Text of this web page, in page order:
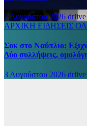
5 Αυγούστου 2026 drlive
ΑΡΧΙΚΗ ΕΙΔΗΣΕΙΣ
Σοκ στο Ναύπλιο:
Δύο συλλήψεις,
3 Αυγούστου 2026 drlive